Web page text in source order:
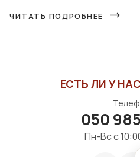
ЧИТАТЬ ПОДРОБНЕЕ
ЕСТЬ ЛИ У
050
Пн-Вс с